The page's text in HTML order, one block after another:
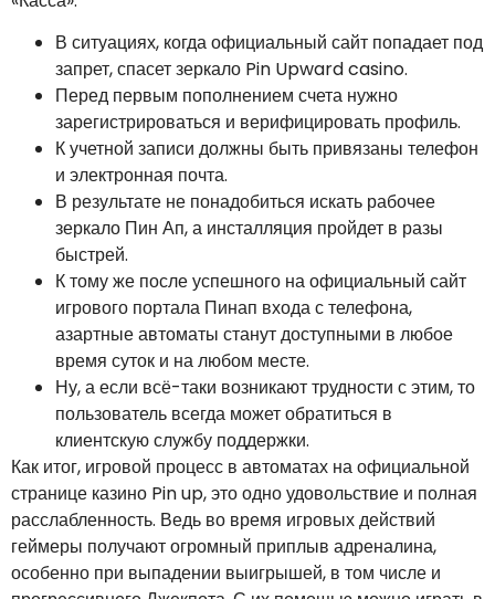
В ситуациях, когда официальный сайт попадает под
запрет, спасет зеркало Pin Upward casino.
Перед первым пополнением счета нужно
зарегистрироваться и верифицировать профиль.
К учетной записи должны быть привязаны телефон
и электронная почта.
В результате не понадобиться искать рабочее
зеркало Пин Ап, а инсталляция пройдет в разы
быстрей.
К тому же после успешного на официальный сайт
игрового портала Пинап входа с телефона,
азартные автоматы станут доступными в любое
время суток и на любом месте.
Ну, а если всё-таки возникают трудности с этим, то
пользователь всегда может обратиться в
клиентскую службу поддержки.
Как итог, игровой процесс в автоматах на официальной
странице казино Pin up, это одно удовольствие и полная
расслабленность. Ведь во время игровых действий
геймеры получают огромный приплыв адреналина,
особенно при выпадении выигрышей, в том числе и